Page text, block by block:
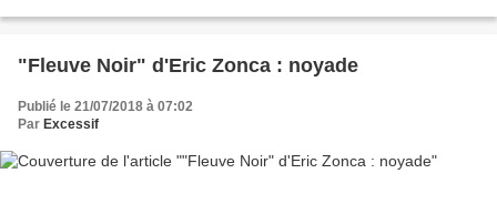
"Fleuve Noir" d'Eric Zonca : noyade
Publié le 21/07/2018 à 07:02
Par Excessif